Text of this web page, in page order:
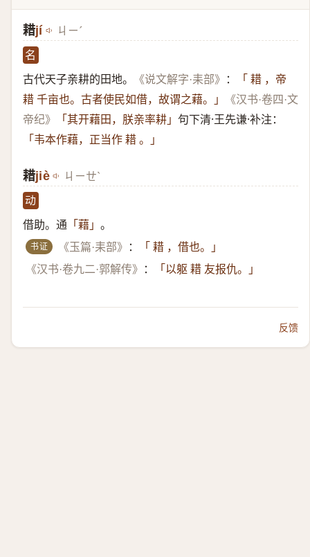
耤jí ㄐㄧˊ
名
古代天子亲耕的田地。 《说文解字·耒部》 ：
「 耤 ，帝
耤 千亩也。古者使民如借，故谓之藉。」
《汉书·卷四·文
帝纪》
「其开藉田，朕亲率耕」 句下清·王先谦·补注：
「韦本作藉，正当作 耤 。」
耤jiè ㄐㄧㄝˋ
动
借助。通 「藉」 。
书证 《玉篇·耒部》 ：
「 耤 ，借也。」
《汉书·卷九二·郭解传》
： 「以躯 耤 友报仇。」
反馈